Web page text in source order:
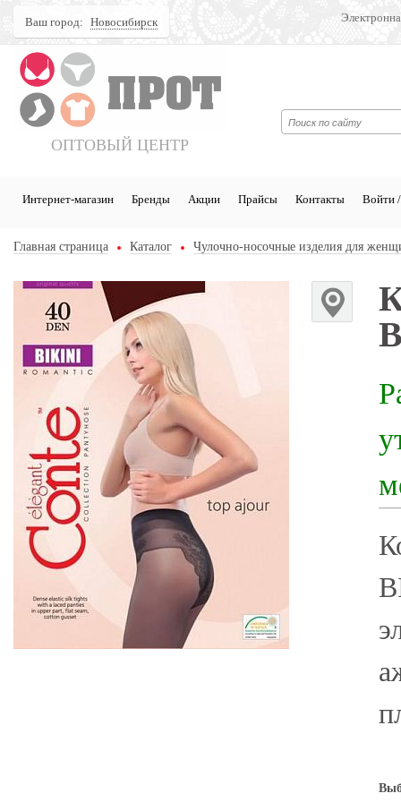
Ваш город: Новосибирск
ОПТОВЫЙ ЦЕНТР
Интернет-магазин Бренды Акции Прайсы Контакты Войти /
Главная страница Каталог Чулочно-носочные изделия для